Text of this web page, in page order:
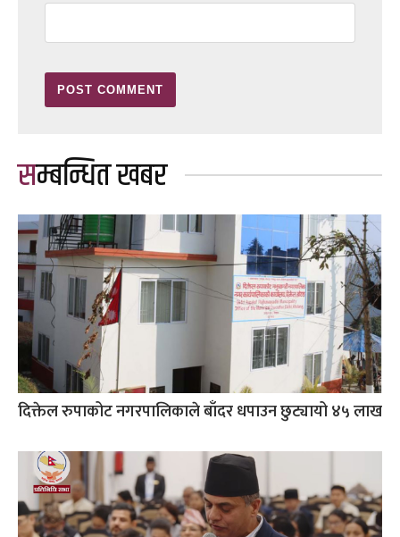
सम्बन्धित खबर
दिक्तेल रुपाकोट नगरपालिकाले बाँदर धपाउन छुट्यायो ४५ लाख